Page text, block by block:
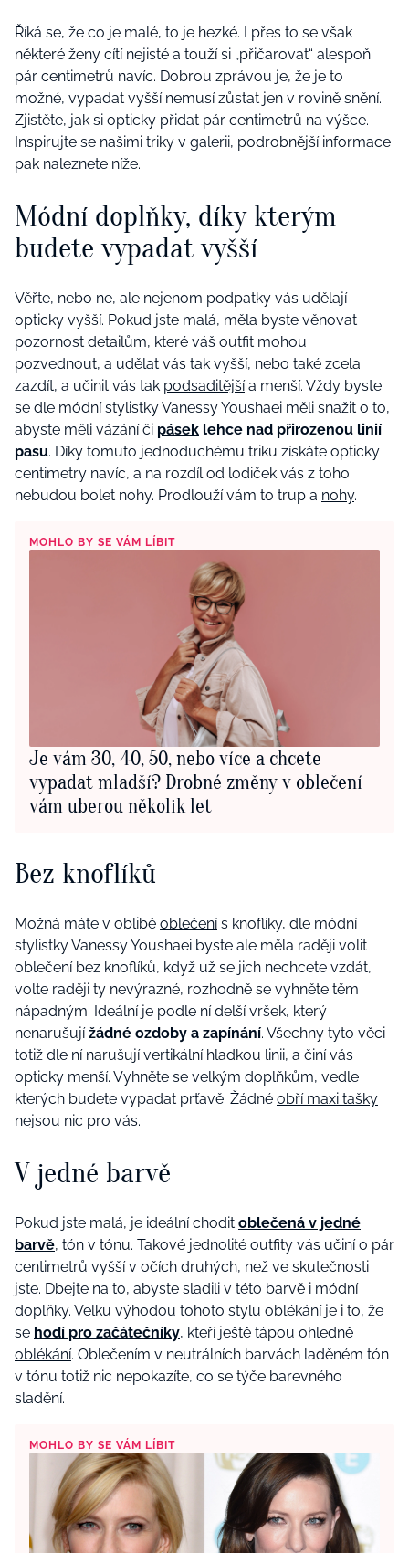
Říká se, že co je malé, to je hezké. I přes to se však
některé ženy cítí nejisté a touží si „přičarovat“ alespoň
pár centimetrů navíc. Dobrou zprávou je, že je to
možné, vypadat vyšší nemusí zůstat jen v rovině snění.
Zjistěte, jak si opticky přidat pár centimetrů na výšce.
Inspirujte se našimi triky v galerii, podrobnější informace
pak naleznete níže.
Módní doplňky, díky kterým
budete vypadat vyšší
Věřte, nebo ne, ale nejenom podpatky vás udělají
opticky vyšší. Pokud jste malá, měla byste věnovat
pozornost detailům, které váš outfit mohou
pozvednout, a udělat vás tak vyšší, nebo také zcela
zazdít, a učinit vás tak podsaditějšía menší. Vždy byste
se dle módní stylistky Vanessy Youshaei měli snažit o to,
abyste měli vázání či pásek lehce nad přirozenou linií
pasu. Díky tomuto jednoduchému triku získáte opticky
centimetry navíc, a na rozdíl od lodiček vás z toho
nebudou bolet nohy. Prodlouží vám to trup a nohy.
MOHLO BY SE VÁM LÍBIT
Je vám 30, 40, 50, nebo více a chcete
vypadat mladší? Drobné změny v oblečení
vám uberou několik let
Bez knoflíků
Možná máte v oblibě oblečenís knoflíky, dle módní
stylistky Vanessy Youshaei byste ale měla raději volit
oblečení bez knoflíků, když už se jich nechcete vzdát,
volte raději ty nevýrazné, rozhodně se vyhněte těm
nápadným. Ideální je podle ní delší vršek, který
nenarušujížádné ozdoby a zapínání. Všechny tyto věci
totiž dle ní narušují vertikální hladkou linii, a činí vás
opticky menší. Vyhněte se velkým doplňkům, vedle
kterých budete vypadat prťavě. Žádné obří maxi tašky
nejsou nic pro vás.
V jedné barvě
Pokud jste malá, je ideální chodit oblečená v jedné
barvě, tón v tónu. Takové jednolité outfity vás učiní o pár
centimetrů vyšší v očích druhých, než ve skutečnosti
jste. Dbejte na to, abyste sladili v této barvě i módní
doplňky. Velku výhodou tohoto stylu oblékání je i to, že
se hodí pro začátečníky, kteří ještě tápou ohledně
oblékání. Oblečením v neutrálních barvách laděném tón
v tónu totiž nic nepokazíte, co se týče barevného
sladění.
MOHLO BY SE VÁM LÍBIT